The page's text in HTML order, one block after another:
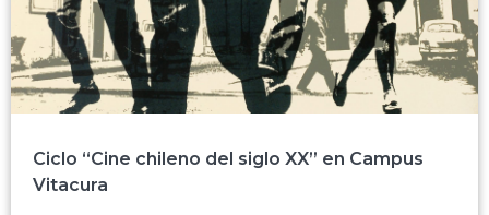
Ciclo “Cine chileno del siglo XX” en Campus
Vitacura